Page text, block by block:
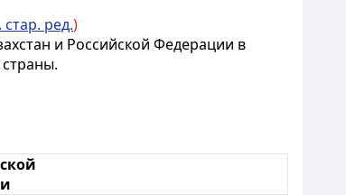
стар. ред.)
и Российской Федерации в